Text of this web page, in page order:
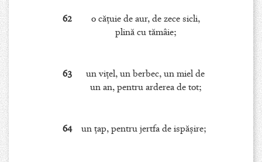
62
o căţuie de aur, de zece sicli,
plină cu tămâie;
63
un viţel, un berbec, un miel de
un an, pentru arderea de tot;
64 un ţap, pentru jertfa de ispăşire;